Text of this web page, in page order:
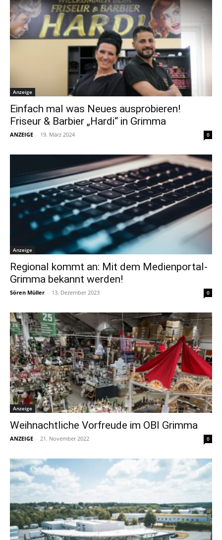
Anzeige
Einfach mal was Neues ausprobieren!
Friseur & Barbier „Hardi“ in Grimma
ANZEIGE - 19. März 2024 0
Anzeige
Regional kommt an: Mit dem Medienportal-
Grimma bekannt werden!
Sören Müller - 13. Dezember 2023 0
Anzeige
Weihnachtliche Vorfreude im OBI Grimma
ANZEIGE - 21. November 2022 0